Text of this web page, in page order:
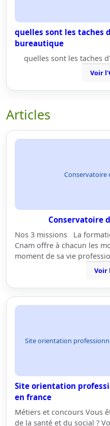
quelles sont les taches
bureautique
quelles sont les taches
Voir
Articles
Conservatoire
Conservatoire
Nos 3 missions La
Cnam offre à chacun les
moment de sa vie
Voir
Site orientation
Site orientation
en france
Métiers et concours Vous
de la santé et du social ?